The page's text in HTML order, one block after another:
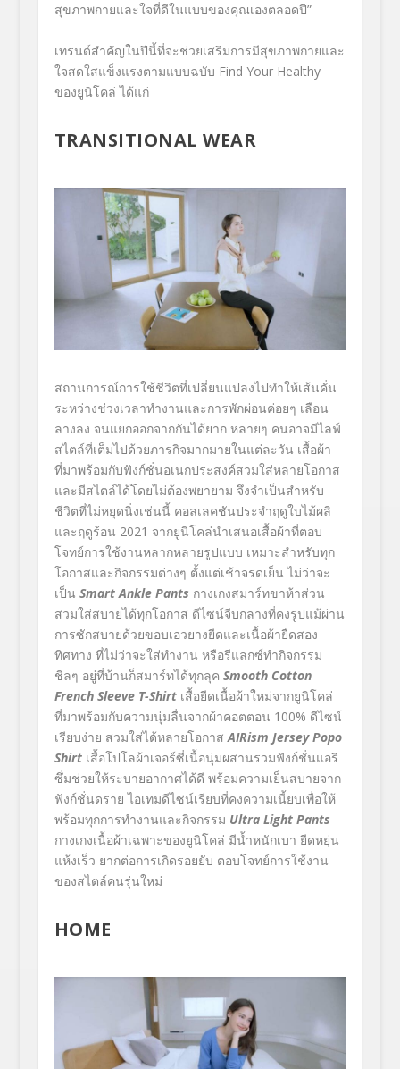
สุขภาพกายและใจที่ดีในแบบของคุณเองตลอดปี”
เทรนด์สำคัญในปีนี้ที่จะช่วยเสริมการมีสุขภาพกายและ
ใจสดใสแข็งแรงตามแบบฉบับ Find Your Healthy
ของยูนิโคล่ ได้แก่
TRANSITIONAL WEAR
สถานการณ์การใช้ชีวิตที่เปลี่ยนแปลงไปทำให้เส้นคั่น
ระหว่างช่วงเวลาทำงานและการพักผ่อนค่อยๆ เลือน
ลางลง จนแยกออกจากกันได้ยาก หลายๆ คนอาจมีไลฟ์
สไตล์ที่เต็มไปด้วยภารกิจมากมายในแต่ละวัน เสื้อผ้า
ที่มาพร้อมกับฟังก์ชั่นอเนกประสงค์สวมใส่หลายโอกาส
และมีสไตล์ได้โดยไม่ต้องพยายาม จึงจำเป็นสำหรับ
ชีวิตที่ไม่หยุดนิ่งเช่นนี้ คอลเลคชันประจำฤดูใบไม้ผลิ
และฤดูร้อน 2021 จากยูนิโคล่นำเสนอเสื้อผ้าที่ตอบ
โจทย์การใช้งานหลากหลายรูปแบบ เหมาะสำหรับทุก
โอกาสและกิจกรรมต่างๆ ตั้งแต่เช้าจรดเย็น ไม่ว่าจะ
เป็น Smart Ankle Pants กางเกงสมาร์ทขาห้าส่วน
สวมใส่สบายได้ทุกโอกาส ดีไซน์จีบกลางที่คงรูปแม้ผ่าน
การซักสบายด้วยขอบเอวยางยืดและเนื้อผ้ายืดสอง
ทิศทาง ที่ไม่ว่าจะใส่ทำงาน หรือรีแลกซ์ทำกิจกรรม
ชิลๆ อยู่ที่บ้านก็สมาร์ทได้ทุกลุค Smooth Cotton
French Sleeve T-Shirtเสื้อยืดเนื้อผ้าใหม่จากยูนิโคล่
ที่มาพร้อมกับความนุ่มลื่นจากผ้าคอตตอน 100% ดีไซน์
เรียบง่าย สวมใส่ได้หลายโอกาส AIRism Jersey Popo
Shirtเสื้อโปโลผ้าเจอร์ซี่เนื้อนุ่มผสานรวมฟังก์ชั่นแอริ
ซึ่มช่วยให้ระบายอากาศได้ดี พร้อมความเย็นสบายจาก
ฟังก์ชั่นดราย ไอเทมดีไซน์เรียบที่คงความเนี้ยบเพื่อให้
พร้อมทุกการทำงานและกิจกรรม Ultra Light Pants
กางเกงเนื้อผ้าเฉพาะของยูนิโคล่ มีน้ำหนักเบา ยืดหยุ่น
แห้งเร็ว ยากต่อการเกิดรอยยับ ตอบโจทย์การใช้งาน
ของสไตล์คนรุ่นใหม่
HOME